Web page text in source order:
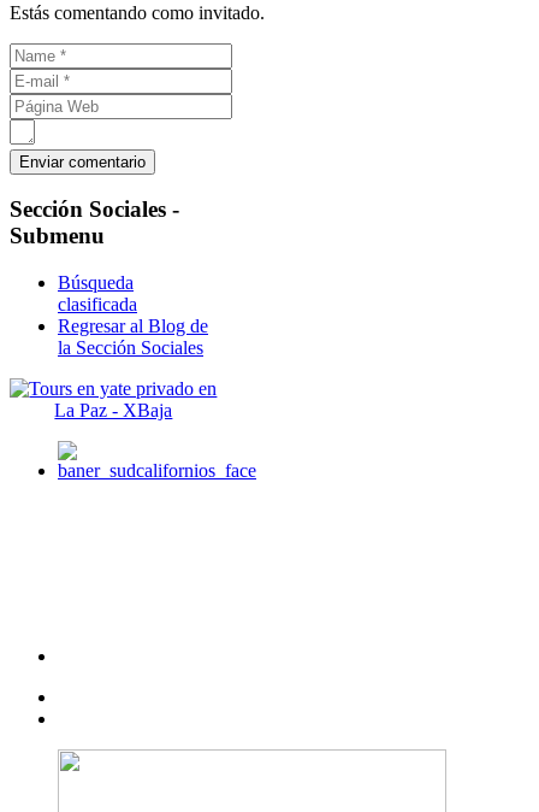
Estás comentando como invitado.
Sección Sociales -
Submenu
Búsqueda
clasificada
Regresar al Blog de
la Sección Sociales